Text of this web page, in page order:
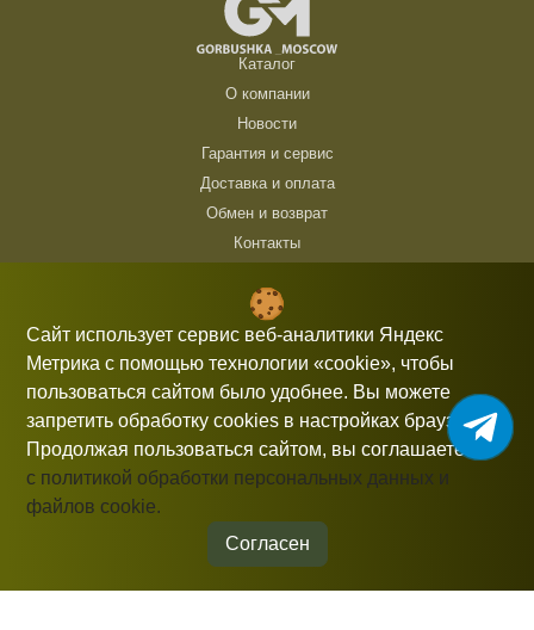
Каталог
О компании
Новости
Гарантия и сервис
Доставка и оплата
Обмен и возврат
Контакты
10:00 — 21:00 без выходных
gorbushka-moscow@yandex.ru
Информация, представленная на сайте, не является публичной
офертой.
© 2026 gorbushka-moscow
Разработка сайта
Сайт использует сервис веб-аналитики Яндекс
Метрика с помощью технологии «cookie», чтобы
пользоваться сайтом было удобнее. Вы можете
запретить обработку cookies в настройках браузера.
Продолжая пользоваться сайтом, вы соглашаетесь
с политикой обработки персональных данных и
файлов cookie.
Согласен